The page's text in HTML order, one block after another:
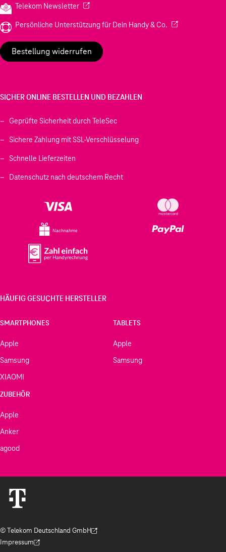
Telekom Newsletter(Wird in einem neuen Tab geöffnet)
Persönliche Unterstützung für Dein Handy & Co. (Wird in einem
Bestellung widerrufen
SICHER ONLINE BESTELLEN UND BEZAHLEN
Geprüfte Sicherheit durch TeleSec
Sichere Zahlung mit SSL-Verschlüsselung
Schnelle Lieferzeiten
Datenschutz nach deutschem Recht
Nachnahme
HÄUFIG GESUCHTE HERSTELLER
SMARTPHONES
Apple
Samsung
XIAOMI
TABLETS
Apple
Samsung
ZUBEHÖR
Apple
Anker
agood
© Telekom Deutschland GmbH
(Der Link wird in einem neuen Tab geöffnet)
Impressum
(Der Link wird in einem neuen Tab geöffnet)